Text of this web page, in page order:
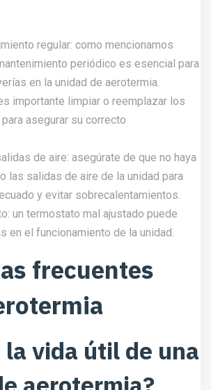
regular: como mencionamos
periódico es esencial para
en la unidad de aerotermia.
importante limpiar o reemplazar los
asegurar su correcto
de aire: asegúrate de que no haya
las salidas de aire de la unidad para
y evitar sobrecalentamientos.
un termostato mal ajustado puede
en el funcionamiento de la unidad.
frecuentes
la vida útil de una